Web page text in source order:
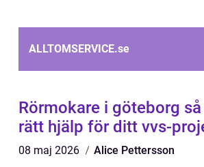
ALLTOMSERVICE.se
Rörmokare i göteborg
rätt hjälp för ditt vvs-
08 maj 2026 Alice Pettersson